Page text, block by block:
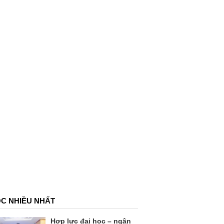
NHIỀU NHẤT
Hợp lực đại học – ngân